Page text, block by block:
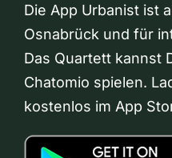
Die App Urbanist ist
Osnabrück und für
Das Quartett kannst
Chatomio spielen.
kostenlos im App